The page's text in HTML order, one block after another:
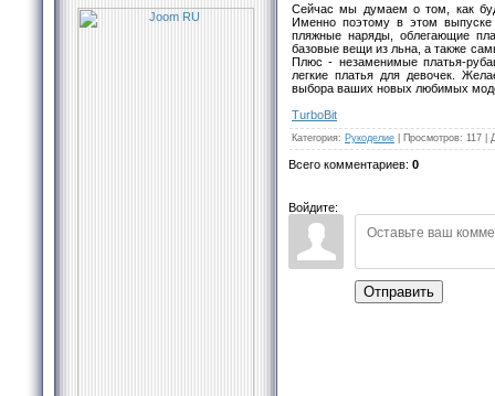
Сейчас мы думаем о том, как
Именно поэтому в этом
пляжные наряды, облегающие
базовые вещи из льна, а также
Плюс - незаменимые платья-
легкие платья для девочек.
выбора ваших новых любимых
TurbоBit
Категория: Рукоделие Просмотров: 117
Всего комментариев: 0
Войдите:
Отправить